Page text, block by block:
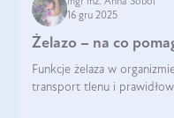
16 gru 2025
Żelazo – na co
Funkcje żelaza w
transport tlenu i